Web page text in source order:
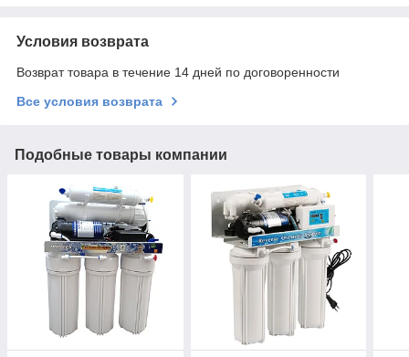
Условия возврата
Возврат товара в течение 14 дней по договоренности
Все условия возврата
Подобные товары компании